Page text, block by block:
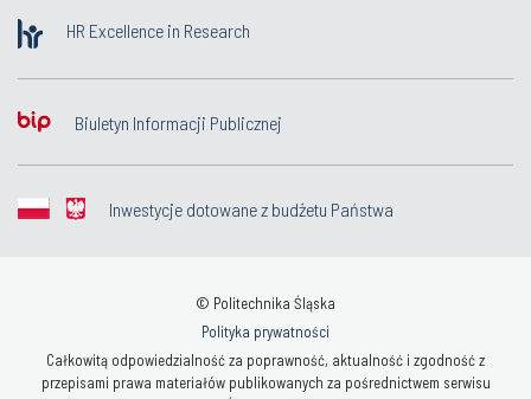
HR Excellence in Research
Biuletyn Informacji Publicznej
Inwestycje dotowane z budżetu Państwa
© Politechnika Śląska
Polityka prywatności
Całkowitą odpowiedzialność za poprawność, aktualność i zgodność z
przepisami prawa materiałów publikowanych za pośrednictwem serwisu